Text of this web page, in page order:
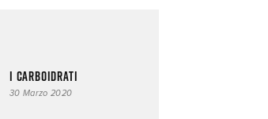
I carboidrati
30 Marzo 2020